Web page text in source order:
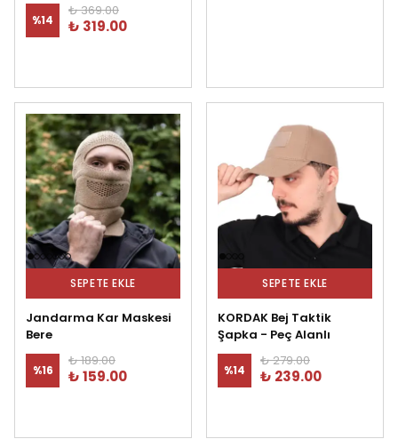
%14
₺ 369.00
₺ 319.00
SEPETE EKLE
Jandarma Kar Maskesi
Bere
%16
₺ 189.00
₺ 159.00
SEPETE EKLE
KORDAK Bej Taktik
Şapka - Peç Alanlı
%14
₺ 279.00
₺ 239.00